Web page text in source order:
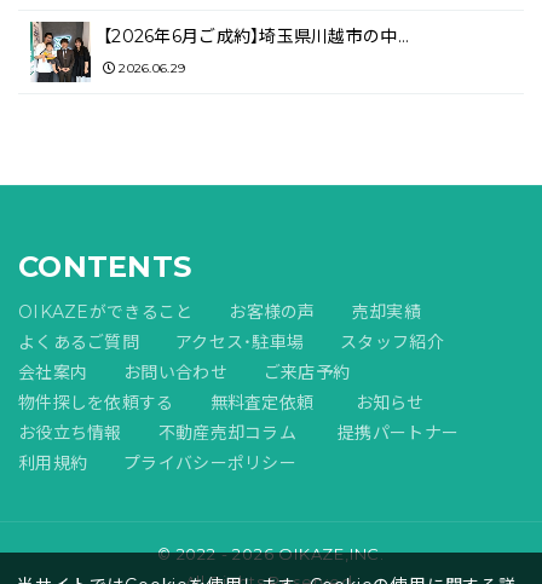
【2026年6月ご成約】埼玉県川越市の中…
2026.06.29
CONTENTS
OIKAZEができること お客様の声
売却実績
よくあるご質問
アクセス・駐車場
スタッフ紹介
会社案内
お問い合わせ
ご来店予約
物件探しを依頼する
無料査定依頼
お知らせ
お役立ち情報
不動産売却コラム
提携パートナー
利用規約
プライバシーポリシー
© 2022 - 2026 OIKAZE,INC.